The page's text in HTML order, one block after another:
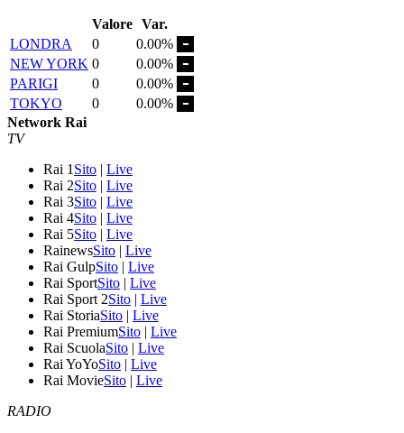
Valore Var.
LONDRA
0
0.00%
NEW YORK 0
0.00%
PARIGI
0
0.00%
TOKYO
0
0.00%
Network Rai
TV
Rai 1 Sito | Live
Rai 2Sito | Live
Rai 3Sito | Live
Rai 4Sito | Live
Rai 5Sito | Live
RainewsSito | Live
Rai GulpSito | Live
Rai SportSito | Live
Rai Sport 2Sito | Live
Rai StoriaSito | Live
Rai PremiumSito | Live
Rai ScuolaSito | Live
Rai YoYoSito | Live
Rai MovieSito | Live
RADIO